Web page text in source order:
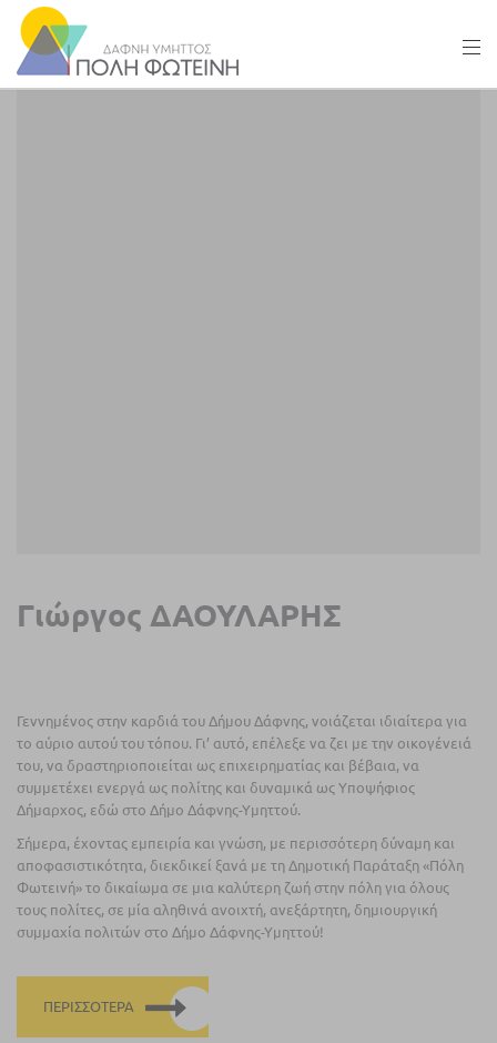
Γιώργος ΔΑΟΥΛΑΡΗΣ
Γεννημένος στην καρδιά του Δήμου Δάφνης, νοιάζεται ιδιαίτερα για
το αύριο αυτού του τόπου. Γι’ αυτό, επέλεξε να ζει με την οικογένειά
του, να δραστηριοποιείται ως επιχειρηματίας και βέβαια, να
συμμετέχει ενεργά ως πολίτης και δυναμικά ως Υποψήφιος
Δήμαρχος, εδώ στο Δήμο Δάφνης-Υμηττού.
Σήμερα, έχοντας εμπειρία και γνώση, με περισσότερη δύναμη και
αποφασιστικότητα, διεκδικεί ξανά με τη Δημοτική Παράταξη «Πόλη
Φωτεινή» το δικαίωμα σε μια καλύτερη ζωή στην πόλη για όλους
τους πολίτες, σε μία αληθινά ανοιχτή, ανεξάρτητη, δημιουργική
συμμαχία πολιτών στο Δήμο Δάφνης-Υμηττού!
ΠΕΡΙΣΣΌΤΕΡΑ